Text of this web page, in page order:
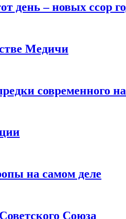
– новых ссор
Медичи
современного
на самом деле
Союза